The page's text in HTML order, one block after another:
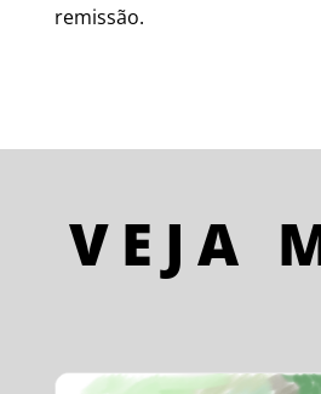
remissão.
VEJA